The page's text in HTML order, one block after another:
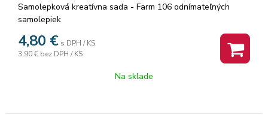
Samolepková kreatívna sada - Farm 106 odnímateľných
samolepiek
4,80 € s DPH / KS
3,90 € bez DPH / KS
Na sklade